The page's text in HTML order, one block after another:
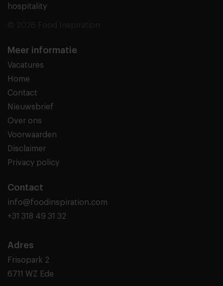
hospitality
Meer informatie
Vacatures
Home
Contact
Nieuwsbrief
Over ons
Voorwaarden
Disclaimer
Privacy policy
Contact
info@foodinspiration.com
+31 318 49 31 32
Adres
Frisopark 2
6711 WZ Ede